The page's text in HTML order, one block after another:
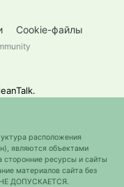
Cookie-файлы
расположения
являются объектами
сторонние ресурсы и сайты
материалов сайта без
НЕ ДОПУСКАЕТСЯ.